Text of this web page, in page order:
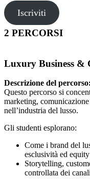
Iscriviti
2 PERCORSI
Luxury Business &
Descrizione del percorso:
Questo percorso si
marketing,
nell’industria del lusso.
Gli studenti esplorano:
Come i brand del
esclusività ed
Storytelling,
controllata dei